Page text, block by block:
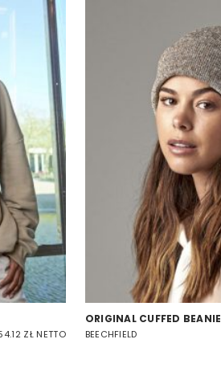
ZŁ NETTO
ORIGINAL CUFFED BEANIE
BEECHFIELD